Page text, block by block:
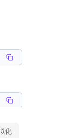
化